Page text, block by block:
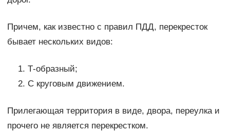
Причем, как известно с правил ПДД, перекресток
бывает нескольких видов:
Т-образный;
С круговым движением.
Прилегающая территория в виде, двора, переулка и
прочего не является перекрестком.